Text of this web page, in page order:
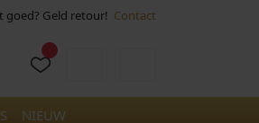
goed? Geld retour! Contact
NIEUW